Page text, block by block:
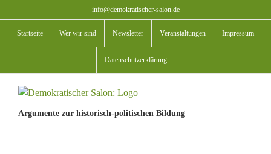
Inhalt
springen
info@demokratischer-salon.de
Startseite Wer wir sind Newsletter Veranstaltungen Impressum
Datenschutzerklärung
Argumente zur historisch-politischen Bildung